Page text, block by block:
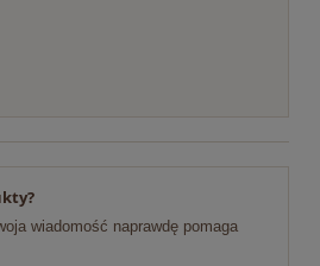
wiadomość naprawdę pomaga